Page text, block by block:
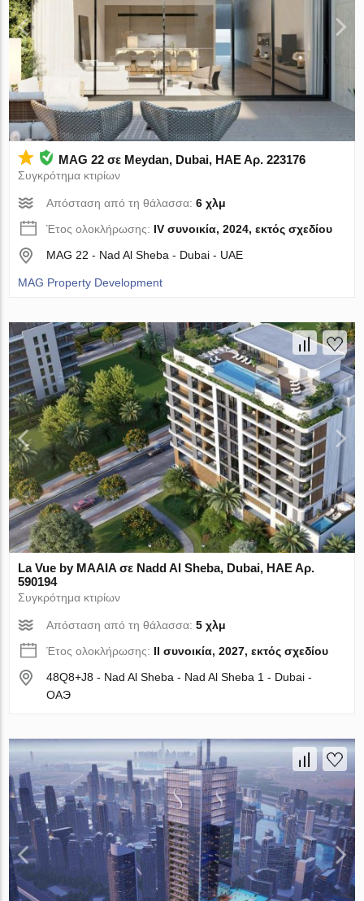
MAG 22 σε Meydan, Dubai, ΗΑΕ Αρ. 223176
Συγκρότημα κτιρίων
Απόσταση από τη θάλασσα:6 χλμ
Έτος ολοκλήρωσης: IV συνοικία, 2024, εκτός σχεδίου
MAG 22 - Nad Al Sheba - Dubai - UAE
MAG Property Development
La Vue by MAAIA σε Nadd Al Sheba, Dubai, ΗΑΕ Αρ.
590194
Συγκρότημα κτιρίων
Απόσταση από τη θάλασσα:5 χλμ
Έτος ολοκλήρωσης: II συνοικία, 2027, εκτός σχεδίου
48Q8+J8 - Nad Al Sheba - Nad Al Sheba 1 - Dubai -
ОАЭ